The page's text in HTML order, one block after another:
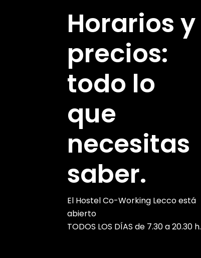
Horarios y
precios:
todo lo
que
necesitas
saber.
El Hostel Co-Working Lecco está
abierto
TODOS LOS DÍAS de 7.30 a 20.30 h.